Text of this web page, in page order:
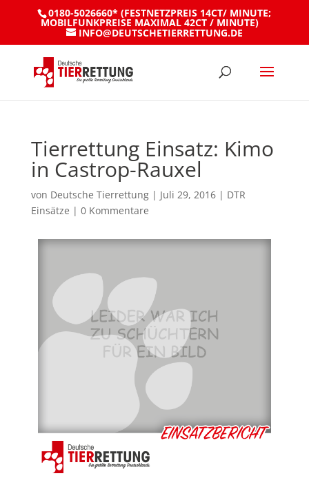
0180-5026660* (FESTNETZPREIS 14CT/ MINUTE;
MOBILFUNKPREISE MAXIMAL 42CT / MINUTE)
INFO@DEUTSCHETIERRETTUNG.DE
Tierrettung Einsatz: Kimo
in Castrop-Rauxel
von Deutsche Tierrettung| Juli 29, 2016| DTR
Einsätze | 0 Kommentare